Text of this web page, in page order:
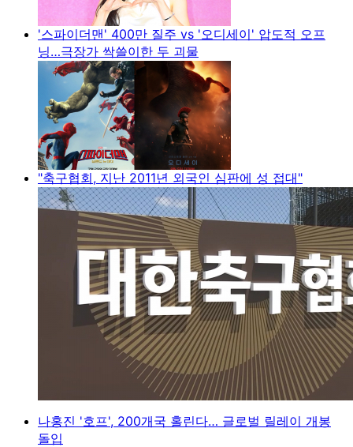
'스파이더맨' 400만 질주 vs '오디세이' 압도적 오프
닝…극장가 싹쓸이한 두 괴물
"축구협회, 지난 2011년 외국인 심판에 성 접대"
나홍진 '호프', 200개국 홀린다… 글로벌 릴레이 개봉
돌입